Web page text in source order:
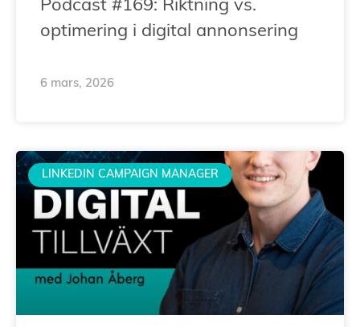
Podcast #169: Riktning vs.
optimering i digital annonsering
6 mars, 2026
LINKEDIN CAMPAIGN MANAGER